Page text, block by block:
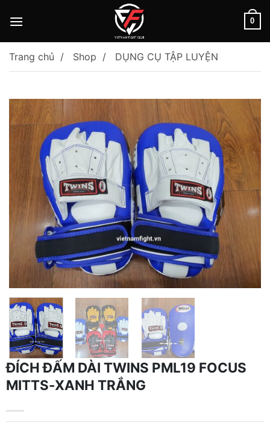
0
Trang chủ Shop DỤNG CỤ TẬP LUYỆN
ĐÍCH ĐẤM DÀI TWINS PML19 FOCUS
MITTS-XANH TRẮNG